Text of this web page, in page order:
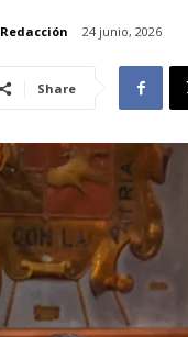
Redacción 24 junio, 2026
Share